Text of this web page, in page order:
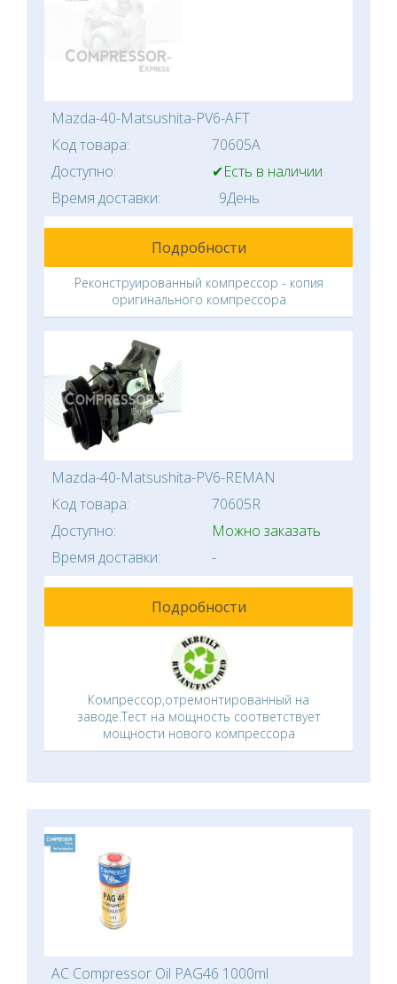
Mazda-40-Matsushita-PV6-AFT
Код товара:
70605A
Доступно:
✔Есть в наличии
Время доставки:
9День
Подробности
Реконструированный компрессор - копия
оригинального компрессора
Mazda-40-Matsushita-PV6-REMAN
Код товара:
70605R
Доступно:
Можно заказать
Время доставки:
-
Подробности
Компрессор,отремонтированный на
заводе.Тест на мощность соответствует
мощности нового компрессора
AC Compressor Oil PAG46 1000ml